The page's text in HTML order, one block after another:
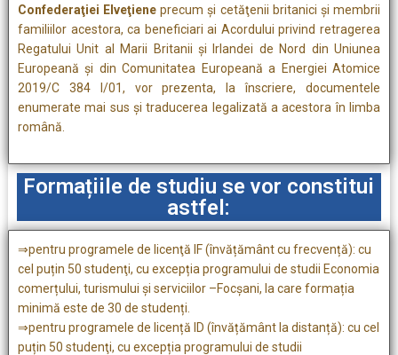
Confederaţiei Elveţiene precum și cetăţenii britanici şi membrii
familiilor acestora, ca beneficiari ai Acordului privind retragerea
Regatului Unit al Marii Britanii şi Irlandei de Nord din Uniunea
Europeană şi din Comunitatea Europeană a Energiei Atomice
2019/C 384 I/01, vor prezenta, la înscriere, documentele
enumerate mai sus și traducerea legalizată a acestora în limba
română.
Formațiile de studiu se vor constitui
astfel:
⇒pentru programele de licenţă IF (învățământ cu frecvență): cu
cel puțin 50 studenţi, cu excepția programului de studii Economia
comerțului, turismului și serviciilor –Focșani, la care formația
minimă este de 30 de studenți.
⇒pentru programele de licență ID (învățământ la distanță): cu cel
puțin 50 studenţi, cu excepția programului de studii